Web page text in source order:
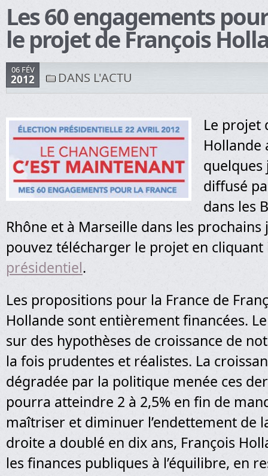
Les 60 engagements
le projet de François
06 FÉV
2012 DANS L'ACTU
Le projet
Hollande
quelques
diffusé
dans les
Rhône et à Marseille dans les prochains
pouvez télécharger le projet en
présidentiel.
Les propositions pour la France de
Hollande sont entièrement financées.
sur des hypothèses de croissance de
la fois prudentes et réalistes. La
dégradée par la politique menée ces
pourra atteindre 2 à 2,5% en fin de
maîtriser et diminuer l’endettement de
droite a doublé en dix ans, François
les finances publiques à l’équilibre, en